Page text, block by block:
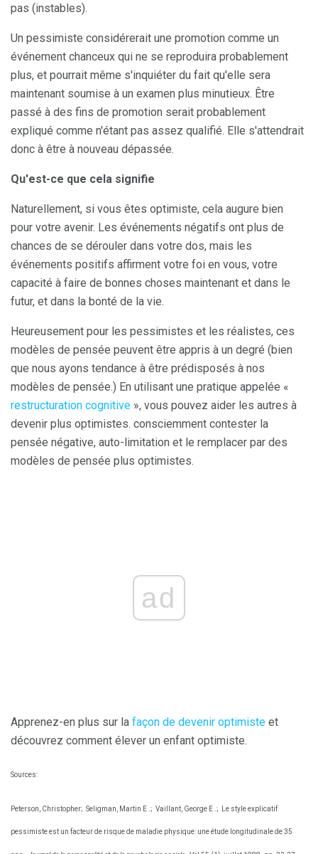
pas (instables).
Un pessimiste considérerait une promotion comme un
événement chanceux qui ne se reproduira probablement
plus, et pourrait même s'inquiéter du fait qu'elle sera
maintenant soumise à un examen plus minutieux. Être
passé à des fins de promotion serait probablement
expliqué comme n'étant pas assez qualifié. Elle s'attendrait
donc à être à nouveau dépassée.
Qu'est-ce que cela signifie
Naturellement, si vous êtes optimiste, cela augure bien
pour votre avenir. Les événements négatifs ont plus de
chances de se dérouler dans votre dos, mais les
événements positifs affirment votre foi en vous, votre
capacité à faire de bonnes choses maintenant et dans le
futur, et dans la bonté de la vie.
Heureusement pour les pessimistes et les réalistes, ces
modèles de pensée peuvent être appris à un degré (bien
que nous ayons tendance à être prédisposés à nos
modèles de pensée.) En utilisant une pratique appelée «
restructuration cognitive », vous pouvez aider les autres à
devenir plus optimistes. consciemment contester la
pensée négative, auto-limitation et le remplacer par des
modèles de pensée plus optimistes.
ad
Apprenez-en plus sur la façon de devenir optimiste et
découvrez comment élever un enfant optimiste.
Sources:
Peterson, Christopher; Seligman, Martin E .; Vaillant, George E .; Le style explicatif
pessimiste est un facteur de risque de maladie physique: une étude longitudinale de 35